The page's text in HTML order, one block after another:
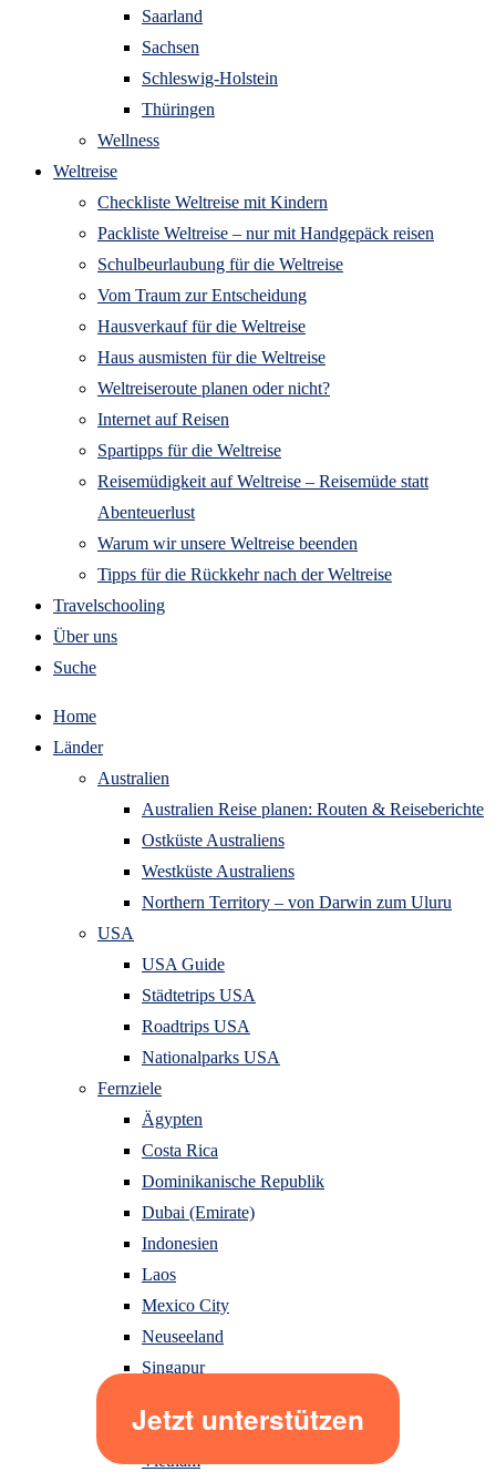
Saarland
Sachsen
Schleswig-Holstein
Thüringen
Wellness
Weltreise
Checkliste Weltreise mit Kindern
Packliste Weltreise – nur mit Handgepäck reisen
Schulbeurlaubung für die Weltreise
Vom Traum zur Entscheidung
Hausverkauf für die Weltreise
Haus ausmisten für die Weltreise
Weltreiseroute planen oder nicht?
Internet auf Reisen
Spartipps für die Weltreise
Reisemüdigkeit auf Weltreise – Reisemüde statt
Abenteuerlust
Warum wir unsere Weltreise beenden
Tipps für die Rückkehr nach der Weltreise
Travelschooling
Über uns
Suche
Home
Länder
Australien
Australien Reise planen: Routen & Reiseberichte
Ostküste Australiens
Westküste Australiens
Northern Territory – von Darwin zum Uluru
USA
USA Guide
Städtetrips USA
Roadtrips USA
Nationalparks USA
Fernziele
Ägypten
Costa Rica
Dominikanische Republik
Dubai (Emirate)
Indonesien
Laos
Mexico City
Neuseeland
Singapur
Thailand
Vietnam